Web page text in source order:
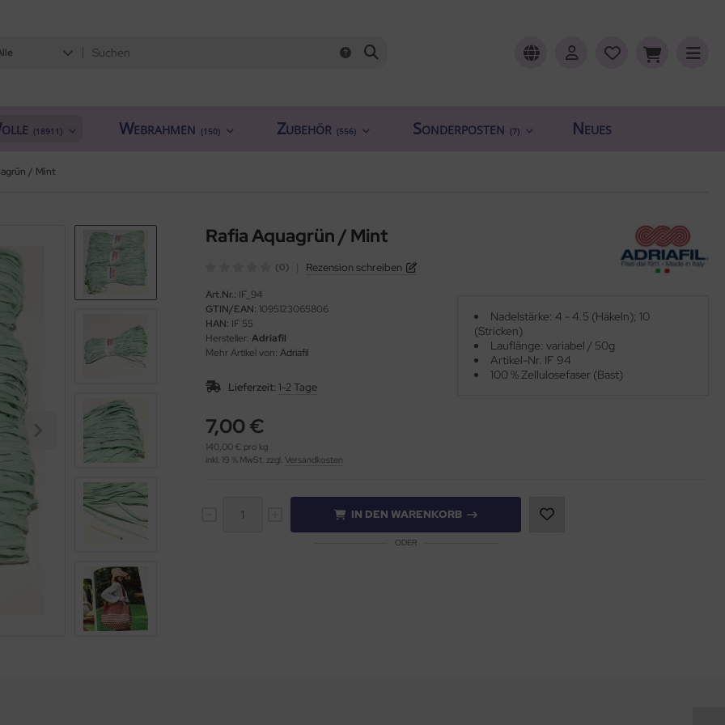
(18911) Webrahmen (150) Zubehör (556) Sonderposten (7) Neues
/ Mint
Rafia Aquagrün / Mint
(0) Rezension schreiben
Art.Nr.: IF_94
GTIN/EAN: 1095123065806
HAN: IF 55
Hersteller: Adriafil
Mehr Artikel von: Adriafil
Lieferzeit: 1-2 Tage
7,00 €
140,00 € pro kg
inkl. 19 % MwSt. zzgl. Versandkosten
Nadelstärke: 4 - 4.5 (Häkeln); 10
(Stricken)
Lauflänge: variabel / 50g
Artikel-Nr. IF 94
100 % Zellulosefaser (Bast)
IN DEN WARENKORB
ODER